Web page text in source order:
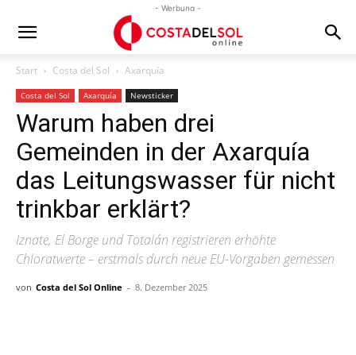
- Werbung -
Start Costa del Sol Axarquía
Costa del Sol Axarquía Newsticker
Warum haben drei
Gemeinden in der Axarquía
das Leitungswasser für nicht
trinkbar erklärt?
Iznate, El Borge und Totalán registrieren erhöhte
Chloratwerte – erstmals durch neue EU-Vorgaben gemessen
von Costa del Sol Online - 8. Dezember 2025